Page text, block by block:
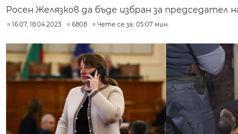
Росен Желязков да бъде избран за
16:07, 18.04.2023 6808 Чете се за: 05:07 мин.